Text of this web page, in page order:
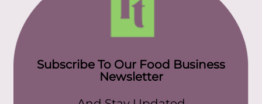
Subscribe To Our Food Business
Newsletter